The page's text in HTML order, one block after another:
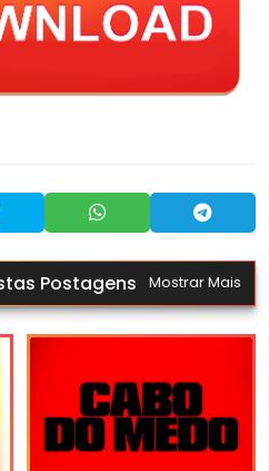
Postagens Mostrar Mais